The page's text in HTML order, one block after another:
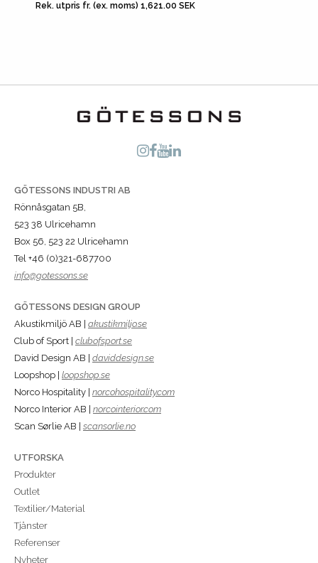
Rek. utpris fr. (ex. moms) 1,621.00 SEK
GÖTESSONS INDUSTRI AB
Rönnåsgatan 5B,
523 38 Ulricehamn
Box 56, 523 22 Ulricehamn
Tel +46 (0)321-687700
info@gotessons.se
GÖTESSONS DESIGN GROUP
Akustikmiljö AB | akustikmiljo.se
Club of Sport | clubofsport.se
David Design AB | daviddesign.se
Loopshop | loopshop.se
Norco Hospitality | norcohospitality.com
Norco Interior AB | norcointerior.com
Scan Sørlie AB | scansorlie.no
UTFORSKA
Produkter
Outlet
Textilier/Material
Tjänster
Referenser
Nyheter